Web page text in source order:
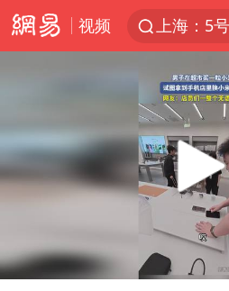
视频
2025年小
王艺迪
Play
00:00